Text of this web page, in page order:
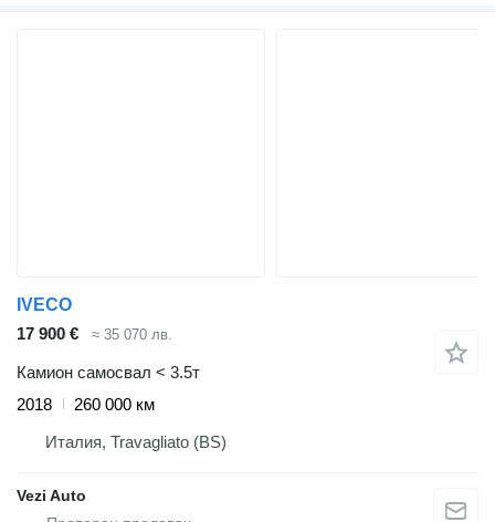
IVECO
17 900 €
≈ 35 070 лв.
Камион самосвал < 3.5т
2018
260 000 км
Италия, Travagliato (BS)
Vezi Auto